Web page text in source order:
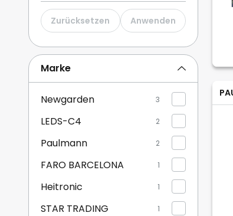
Zurücksetzen Anwenden
Marke
Newgarden 3
LEDS-C4 2
Paulmann 2
FARO BARCELONA 1
Heitronic 1
STAR TRADING 1